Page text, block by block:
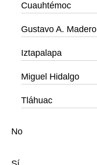
Cuauhtémoc
Gustavo A. Madero
Iztapalapa
Miguel Hidalgo
Tláhuac
No